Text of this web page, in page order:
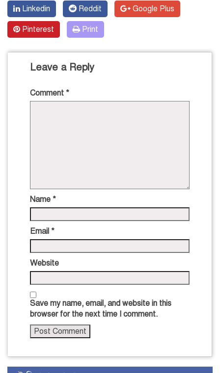
Linkedin Reddit Google Plus
Pinterest Print
Leave a Reply
Comment *
Name *
Email *
Website
Save my name, email, and website in this
browser for the next time I comment.